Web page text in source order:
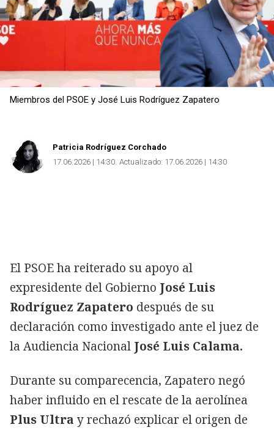
Miembros del PSOE y José Luis Rodríguez Zapatero
Patricia Rodríguez Corchado
17.06.2026 | 14:30 Actualizado: 17.06.2026 | 14:30
El PSOE ha reiterado su apoyo al
expresidente del Gobierno José Luis
Rodríguez Zapatero después de su
declaración como investigado ante el juez de
la Audiencia Nacional José Luis Calama.
Durante su comparecencia, Zapatero negó
haber influido en el rescate de la aerolínea
Plus Ultra y rechazó explicar el origen de